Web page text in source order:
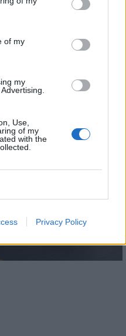
of my
my
Use,
of my
with the
Privacy Policy
του